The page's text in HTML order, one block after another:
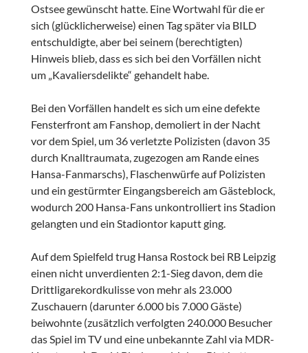
Ostsee gewünscht hatte. Eine Wortwahl für die er
sich (glücklicherweise) einen Tag später via BILD
entschuldigte, aber bei seinem (berechtigten)
Hinweis blieb, dass es sich bei den Vorfällen nicht
um „Kavaliersdelikte“ gehandelt habe.
Bei den Vorfällen handelt es sich um eine defekte
Fensterfront am Fanshop, demoliert in der Nacht
vor dem Spiel, um 36 verletzte Polizisten (davon 35
durch Knalltraumata, zugezogen am Rande eines
Hansa-Fanmarschs), Flaschenwürfe auf Polizisten
und ein gestürmter Eingangsbereich am Gästeblock,
wodurch 200 Hansa-Fans unkontrolliert ins Stadion
gelangten und ein Stadiontor kaputt ging.
Auf dem Spielfeld trug Hansa Rostock bei RB Leipzig
einen nicht unverdienten 2:1-Sieg davon, dem die
Drittligarekordkulisse von mehr als 23.000
Zuschauern (darunter 6.000 bis 7.000 Gäste)
beiwohnte (zusätzlich verfolgten 240.000 Besucher
das Spiel im TV und eine unbekannte Zahl via MDR-